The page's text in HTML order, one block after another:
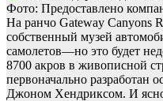
Фото: Предоставлено
На ранчо Gateway Canyons
собственный музей
самолетов—но это будет
8700 акров в живописной
первоначально разработан
Джоном Хендриксом. И